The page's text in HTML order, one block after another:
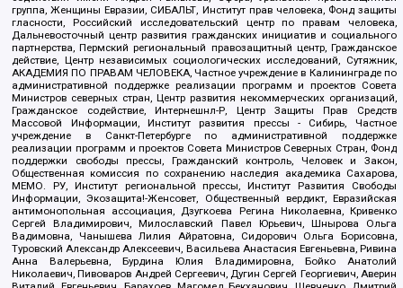
группа, Женщины Евразии, СИБАЛЬТ, Институт прав человека, Фонд защиты
гласности, Российский исследовательский центр по правам человека,
Дальневосточный центр развития гражданских инициатив и социального
партнерства, Пермский региональный правозащитный центр, Гражданское
действие, Центр независимых социологических исследований, Сутяжник,
АКАДЕМИЯ ПО ПРАВАМ ЧЕЛОВЕКА, Частное учреждение в Калининграде по
административной поддержке реализации программ и проектов Совета
Министров северных стран, Центр развития некоммерческих организаций,
Гражданское содействие, Интернешнл-Р, Центр Защиты Прав Средств
Массовой Информации, Институт развития прессы - Сибирь, Частное
учреждение в Санкт-Петербурге по административной поддержке
реализации программ и проектов Совета Министров Северных Стран, Фонд
поддержки свободы прессы, Гражданский контроль, Человек и Закон,
Общественная комиссия по сохранению наследия академика Сахарова,
МЕМО. РУ, Институт региональной прессы, Институт Развития Свободы
Информации, Экозащита!-Женсовет, Общественный вердикт, Евразийская
антимонопольная ассоциация, Дзугкоева Регина Николаевна, Кривенко
Сергей Владимирович, Милославский Павел Юрьевич, Шнырова Ольга
Вадимовна, Чанышева Лилия Айратовна, Сидорович Ольга Борисовна,
Туровский Александр Алексеевич, Васильева Анастасия Евгеньевна, Ривина
Анна Валерьевна, Бурдина Юлия Владимировна, Бойко Анатолий
Николаевич, Пивоваров Андрей Сергеевич, Дугин Сергей Георгиевич, Аверин